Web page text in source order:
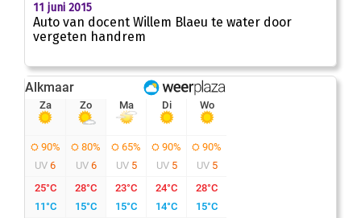
11 juni 2015
Auto van docent Willem Blaeu te water door
vergeten handrem